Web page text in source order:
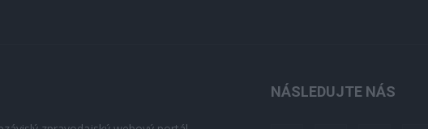
NÁSLEDUJTE NÁS